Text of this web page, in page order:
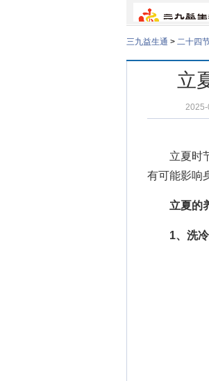
三九益生通 > 二十四
立
立夏时节
有可能影响
立夏的养
1、洗冷